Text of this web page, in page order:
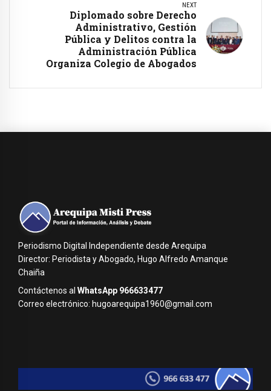
NEXT
Diplomado sobre Derecho
Administrativo, Gestión
Pública y Delitos contra la
Administración Pública
Organiza Colegio de Abogados
Periodismo Digital Independiente desde Arequipa
Director: Periodista y Abogado, Hugo Alfredo Amanque
Chaiña
Contáctenos al WhatsApp 966633477
Correo electrónico: hugoarequipa1960@gmail.com